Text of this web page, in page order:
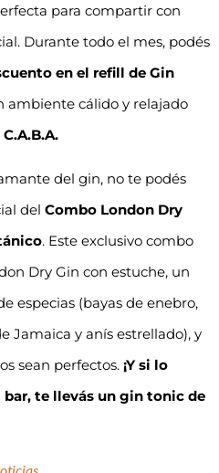
para compartir con
Durante todo el mes, podés
en el refill de Gin
ambiente cálido y relajado
del gin, no te podés
del Combo London Dry
. Este exclusivo combo
Dry Gin con estuche, un
especias (bayas de enebro,
Jamaica y anís estrellado), y
sean perfectos. ¡Y si lo
te llevás un gin tonic de